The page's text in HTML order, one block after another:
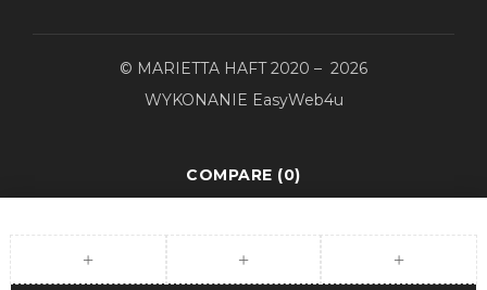
© MARIETTA HAFT 2020 – 2026
WYKONANIE EasyWeb4u
COMPARE (0)